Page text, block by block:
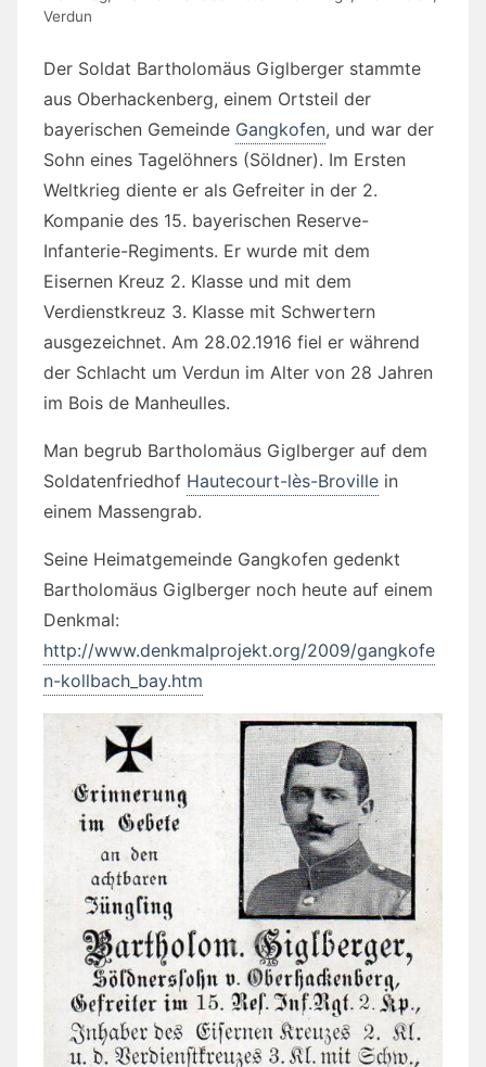
Verdun
Der Soldat Bartholomäus Giglberger stammte
aus Oberhackenberg, einem Ortsteil der
bayerischen Gemeinde Gangkofen, und war der
Sohn eines Tagelöhners (Söldner). Im Ersten
Weltkrieg diente er als Gefreiter in der 2.
Kompanie des 15. bayerischen Reserve-
Infanterie-Regiments. Er wurde mit dem
Eisernen Kreuz 2. Klasse und mit dem
Verdienstkreuz 3. Klasse mit Schwertern
ausgezeichnet. Am 28.02.1916 fiel er während
der Schlacht um Verdun im Alter von 28 Jahren
im Bois de Manheulles.
Man begrub Bartholomäus Giglberger auf dem
Soldatenfriedhof Hautecourt-lès-Broville in
einem Massengrab.
Seine Heimatgemeinde Gangkofen gedenkt
Bartholomäus Giglberger noch heute auf einem
Denkmal:
http://www.denkmalprojekt.org/2009/gangkofe
n-kollbach_bay.htm